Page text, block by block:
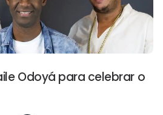
Odoyá para celebrar o